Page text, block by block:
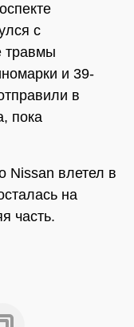
с
травмы
и 39-
в
пока
Nissan влетел в
на
часть.